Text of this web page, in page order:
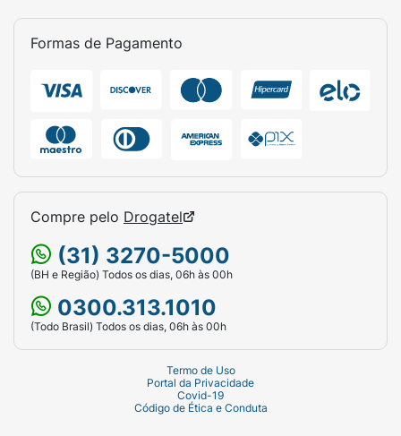
Formas de Pagamento
Compre pelo Drogatel
(31) 3270-5000
(BH e Região) Todos os dias, 06h às 00h
0300.313.1010
(Todo Brasil) Todos os dias, 06h às 00h
Termo de Uso
Portal da Privacidade
Covid-19
Código de Ética e Conduta